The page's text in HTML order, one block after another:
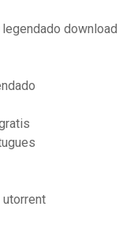
download
utorrent